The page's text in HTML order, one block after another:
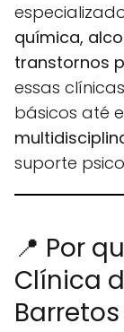
química,
transtornos
essas
básicos até
suporte
📍 Por
Clínica
Barretos